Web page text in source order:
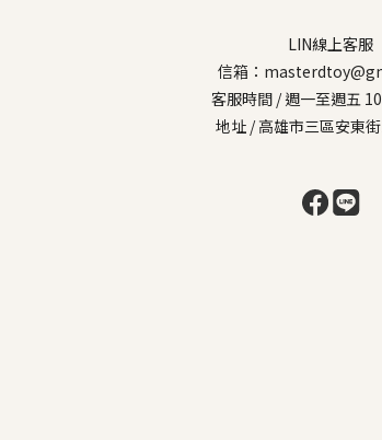
LIN線上客服
信箱：
客服時間 / 週一至週五
地址 / 高雄市三區安東